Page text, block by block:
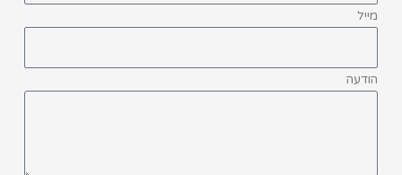
מייל
הודעה